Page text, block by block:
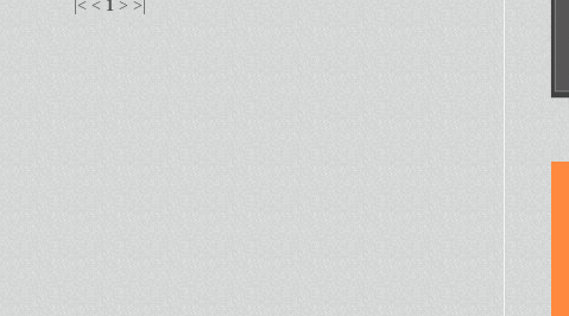
|<< 1 >>|